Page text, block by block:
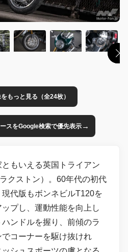
もっと見る（全24枚）
スをGoogle検索で優先表示→
もいえる英国トライアン
クストン）。60年代の初代
代版もボンネビルT120を
プし、運動性能を向上し
ンドルを握り、前傾のラ
コーナーを駆け抜けれ